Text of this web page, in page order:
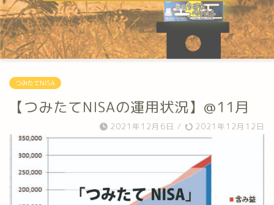
つみたてNISA
【つみたてNISAの運用状況】@11月
2021年12月6日 / 2021年12月12日